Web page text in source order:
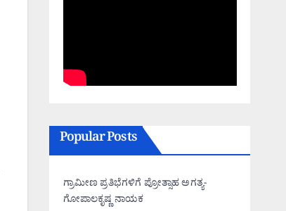
Popular Posts
ಗ್ರಾಮೀಣ ಪ್ರತಿಭೆಗಳಿಗೆ ಪ್ರೋತ್ಸಾಹ ಅಗತ್ಯ-
ಗೋಪಾಲಕೃಷ್ಣ ನಾಯಕ